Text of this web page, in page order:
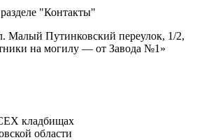
"Контакты"
Малый Путинковский переулок, 1/2,
на могилу — от Завода №1»
кладбищах
области